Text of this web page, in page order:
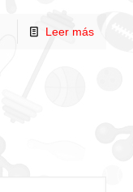
Leer más